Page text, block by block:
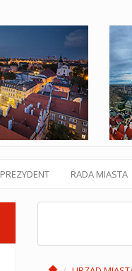
PREZYDENT RADA MIASTA